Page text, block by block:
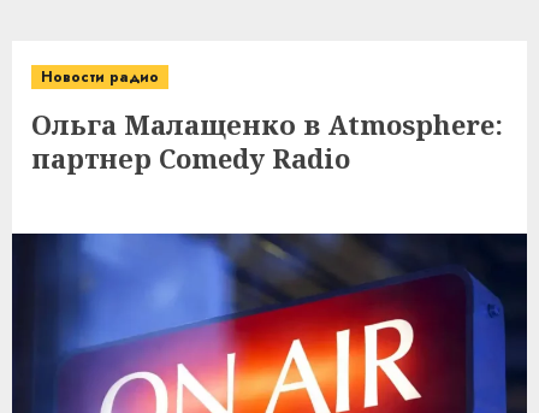
Новости радио
Ольга Малащенко в Atmosphere:
партнер Comedy Radio